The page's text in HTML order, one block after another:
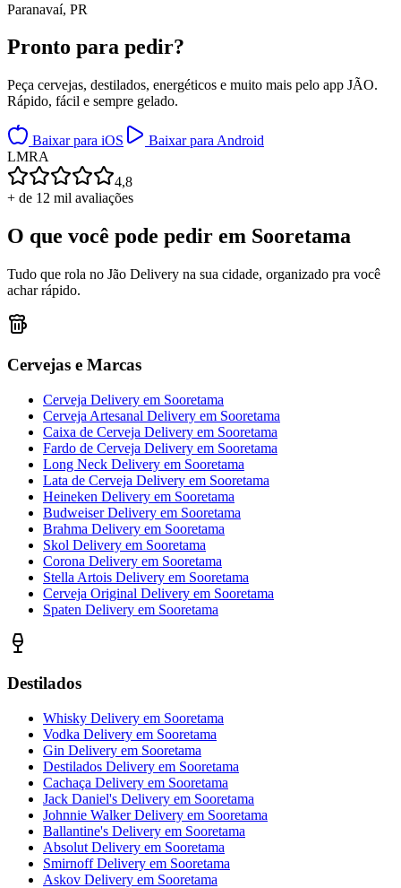
Paranavaí, PR
Pronto para pedir?
Peça cervejas, destilados, energéticos e muito mais pelo app JÃO.
Rápido, fácil e sempre gelado.
Baixar para iOS
Baixar para Android
LMRA
4,8
+ de 12 mil avaliações
O que você pode pedir em Sooretama
Tudo que rola no Jão Delivery na sua cidade, organizado pra você
achar rápido.
Cervejas e Marcas
Cerveja Delivery em Sooretama
Cerveja Artesanal Delivery em Sooretama
Caixa de Cerveja Delivery em Sooretama
Fardo de Cerveja Delivery em Sooretama
Long Neck Delivery em Sooretama
Lata de Cerveja Delivery em Sooretama
Heineken Delivery em Sooretama
Budweiser Delivery em Sooretama
Brahma Delivery em Sooretama
Skol Delivery em Sooretama
Corona Delivery em Sooretama
Stella Artois Delivery em Sooretama
Cerveja Original Delivery em Sooretama
Spaten Delivery em Sooretama
Destilados
Whisky Delivery em Sooretama
Vodka Delivery em Sooretama
Gin Delivery em Sooretama
Destilados Delivery em Sooretama
Cachaça Delivery em Sooretama
Jack Daniel's Delivery em Sooretama
Johnnie Walker Delivery em Sooretama
Ballantine's Delivery em Sooretama
Absolut Delivery em Sooretama
Smirnoff Delivery em Sooretama
Askov Delivery em Sooretama